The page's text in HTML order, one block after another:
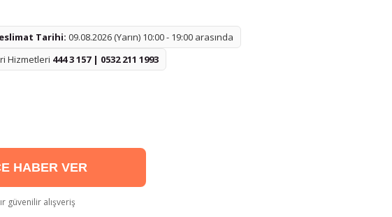
Tarihi: 09.08.2026 (Yarın) 10:00 - 19:00 arasında
Hizmetleri 444 3 157 | 0532 211 1993
HABER VER
güvenilir alışveriş